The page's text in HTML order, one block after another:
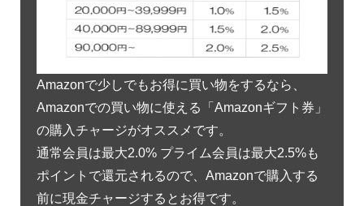
Amazonで少しでもお得に買い物をするなら、
Amazonでの買い物に使える「Amazonギフト券」
の購入チャージがオススメです。
通常会員は最大2.0% プライム会員は最大2.5%も
ポイントで還元されるので、Amazonで購入する
前に現金チャージするとお得です。